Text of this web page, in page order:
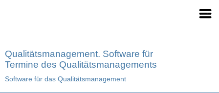
Qualitätsmanagement. Software für
Termine des Qualitätsmanagements
Software für das Qualitätsmanagement